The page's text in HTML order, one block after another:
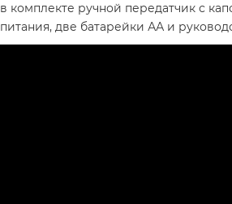
в комплекте ручной передатчик с
питания, две батарейки АА и